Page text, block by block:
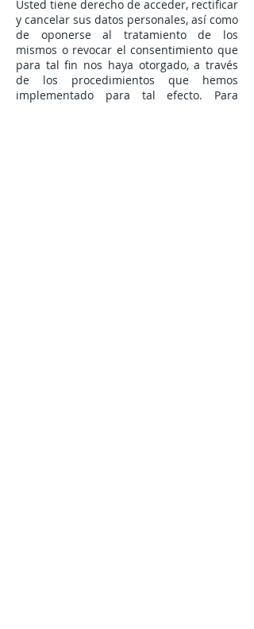
Usted tiene derecho de acceder, rectificar
y cancelar sus datos personales, así como
de oponerse al tratamiento de los
mismos o revocar el consentimiento que
para tal fin nos haya otorgado, a través
de los procedimientos que hemos
implementado para tal efecto. Para